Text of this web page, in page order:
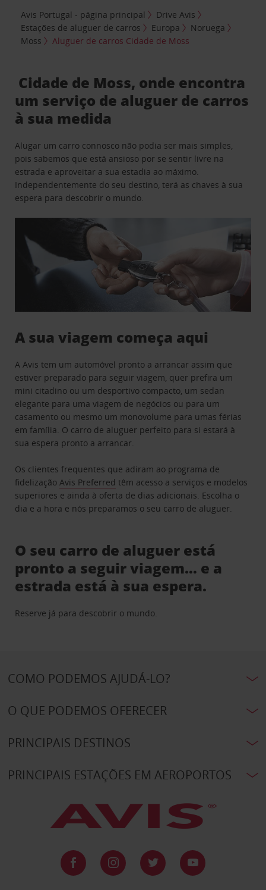
Avis Portugal - página principal
Drive Avis
Estações de aluguer de carros
Europa
Noruega
Moss
Aluguer de carros Cidade de Moss
Cidade de Moss, onde encontra
um serviço de aluguer de carros
à sua medida
Alugar um carro connosco não podia ser mais simples,
pois sabemos que está ansioso por se sentir livre na
estrada e aproveitar a sua estadia ao máximo.
Independentemente do seu destino, terá as chaves à sua
espera para descobrir o mundo.
A sua viagem começa aqui
A Avis tem um automóvel pronto a arrancar assim que
estiver preparado para seguir viagem, quer prefira um
mini citadino ou um desportivo compacto, um sedan
elegante para uma viagem de negócios ou para um
casamento ou mesmo um monovolume para umas férias
em família. O carro de aluguer perfeito para si estará à
sua espera pronto a arrancar.
Os clientes frequentes que adiram ao programa de
fidelizaçãoAvis Preferred têm acesso a serviços e modelos
superiores e ainda à oferta de dias adicionais. Escolha o
dia e a hora e nós preparamos o seu carro de aluguer.
O seu carro de aluguer está
pronto a seguir viagem… e a
estrada está à sua espera.
Reserve já para descobrir o mundo.
COMO PODEMOS AJUDÁ-LO?
O QUE PODEMOS OFERECER
PRINCIPAIS DESTINOS
PRINCIPAIS ESTAÇÕES EM AEROPORTOS